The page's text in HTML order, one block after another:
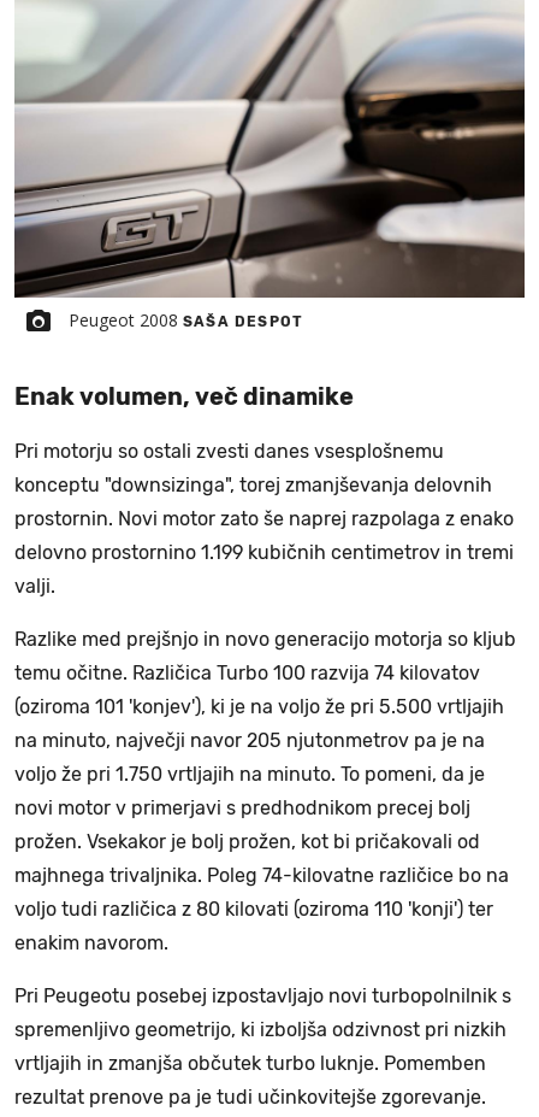
Peugeot 2008 SAŠA DESPOT
Enak volumen, več dinamike
Pri motorju so ostali zvesti danes vsesplošnemu
konceptu "downsizinga", torej zmanjševanja delovnih
prostornin. Novi motor zato še naprej razpolaga z enako
delovno prostornino 1.199 kubičnih centimetrov in tremi
valji.
Razlike med prejšnjo in novo generacijo motorja so kljub
temu očitne. Različica Turbo 100 razvija 74 kilovatov
(oziroma 101 'konjev'), ki je na voljo že pri 5.500 vrtljajih
na minuto, največji navor 205 njutonmetrov pa je na
voljo že pri 1.750 vrtljajih na minuto. To pomeni, da je
novi motor v primerjavi s predhodnikom precej bolj
prožen. Vsekakor je bolj prožen, kot bi pričakovali od
majhnega trivaljnika. Poleg 74-kilovatne različice bo na
voljo tudi različica z 80 kilovati (oziroma 110 'konji') ter
enakim navorom.
Pri Peugeotu posebej izpostavljajo novi turbopolnilnik s
spremenljivo geometrijo, ki izboljša odzivnost pri nizkih
vrtljajih in zmanjša občutek turbo luknje. Pomemben
rezultat prenove pa je tudi učinkovitejše zgorevanje.